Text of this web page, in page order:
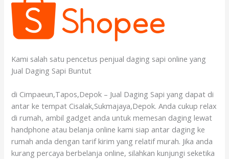
Kami salah satu pencetus penjual daging sapi online yang
Jual Daging Sapi Buntut
di Cimpaeun,Tapos,Depok – Jual Daging Sapi yang dapat di
antar ke tempat Cisalak,Sukmajaya,Depok. Anda cukup relax
di rumah, ambil gadget anda untuk memesan daging lewat
handphone atau belanja online kami siap antar daging ke
rumah anda dengan tarif kirim yang relatif murah. Jika anda
kurang percaya berbelanja online, silahkan kunjungi seketika